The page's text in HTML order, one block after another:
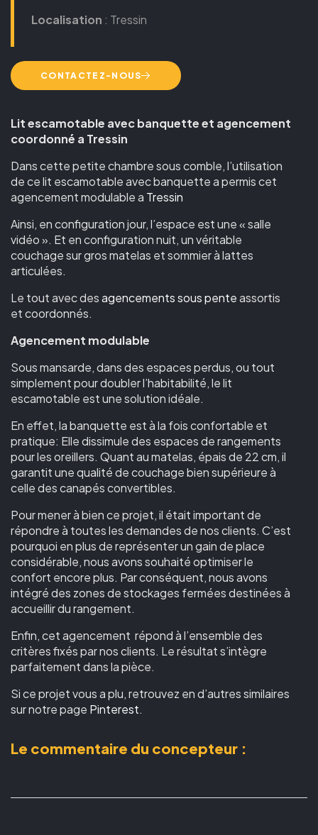
Lit escamotable avec banquette et agencement
coordonné a Tressin
Dans cette petite chambre sous comble, l’utilisation
de ce lit escamotable avec banquette a permis cet
agencement modulable a Tressin
Ainsi, en configuration jour, l’espace est une « salle
vidéo ». Et en configuration nuit, un véritable
couchage sur gros matelas et sommier à lattes
articulées.
Le tout avec desagencements sous penteassortis
et coordonnés.
Agencement modulable
Sous mansarde, dans des espaces perdus, ou tout
simplement pour doubler l’habitabilité, le lit
escamotable est une solution idéale.
En effet, la banquette est à la fois confortable et
pratique: Elle dissimule des espaces de rangements
pour les oreillers. Quant au matelas, épais de 22 cm, il
garantit une qualité de couchage bien supérieure à
celle des canapés convertibles.
Pour mener à bien ce projet, il était important de
répondre à toutes les demandes de nos clients. C’est
pourquoi en plus de représenter un gain de place
considérable, nous avons souhaité optimiser le
confort encore plus. Par conséquent, nous avons
intégré des zones de stockages fermées destinées à
accueillir du rangement.
Enfin, cet agencement répond à l’ensemble des
critères fixés par nos clients. Le résultat s’intègre
parfaitement dans la pièce.
Si ce projet vous a plu, retrouvez en d’autres similaires
sur notre page Pinterest.
Le commentaire du concepteur :
Localisation : Tressin
CONTACTEZ-NOUS